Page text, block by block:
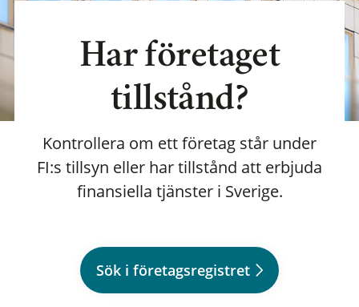
Har företaget
tillstånd?
Kontrollera om ett företag står under
FI:s tillsyn eller har tillstånd att erbjuda
finansiella tjänster i Sverige.
Sök i företagsregistret